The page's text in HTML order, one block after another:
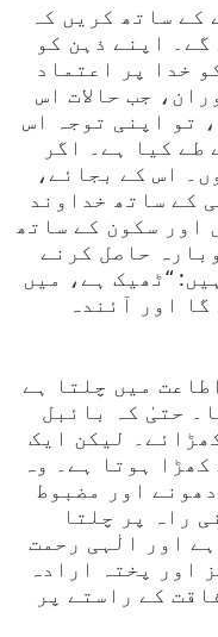
کے ساتھ کریں کہ
اپنے ذہن کو
خدا پر اعتماد
جب حالات اس
تو اپنی توجہ اس
طے کیا ہے۔ اگر
اس کے بجائے،
کے ساتھ خداوند
اور سکون کے ساتھ
حاصل کرنے
“ٹھیک ہے، میں
اور آئندہ
میں چلتا ہے
حتیٰ کہ بائبل
لیکن ایک
ہوتا ہے۔ وہ
اور مضبوط
راہ پر چلتا
اور الٰہی رحمت
اور پختہ ارادہ
کے راستے پر